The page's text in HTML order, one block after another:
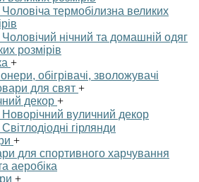
термобілизна великих
нічний та домашній одяг
розмірів
+
обігрівачі, зволожувачі
для свят +
декор +
вуличний декор
гірлянди
+
для спортивного харчування
аеробіка
+